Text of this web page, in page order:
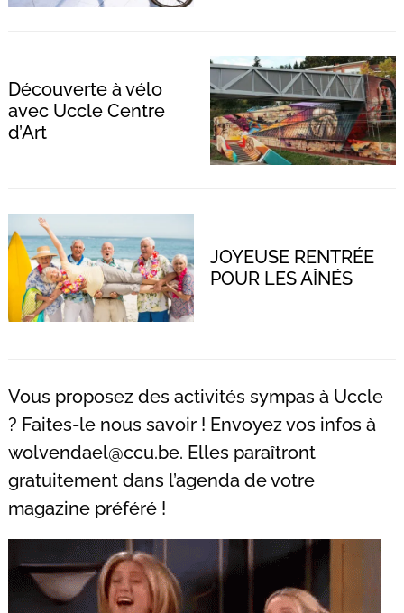
Découverte à vélo
avec Uccle Centre
d’Art
JOYEUSE RENTRÉE
POUR LES AÎNÉS
Vous proposez des activités sympas à Uccle
? Faites-le nous savoir ! Envoyez vos infos à
wolvendael@ccu.be. Elles paraîtront
gratuitement dans l’agenda de votre
magazine préféré !